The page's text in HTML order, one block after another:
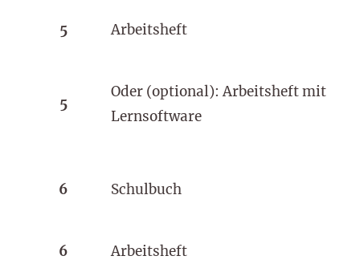
5 Arbeitsheft
5
Oder (optional): Arbeitsheft mit
Lernsoftware
6 Schulbuch
6 Arbeitsheft